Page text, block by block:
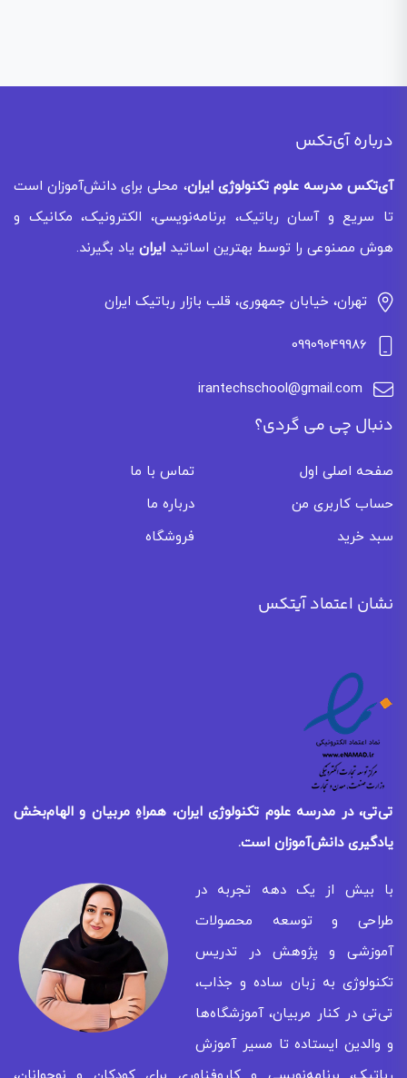
درباره آی‌تکس
آی‌تکس مدرسه علوم تکنولوژی ایران، محلی برای دانش‌آموزان است
تا سریع و آسان رباتیک، برنامه‌نویسی، الکترونیک، مکانیک و
هوش مصنوعی را توسط بهترین اساتید ایران یاد بگیرند.
تهران، خیابان جمهوری، قلب بازار رباتیک ایران
09909049986
irantechschool@gmail.com
دنبال چی می گردی؟
صفحه اصلی اول
تماس با ما
حساب کاربری من
درباره ما
سبد خرید
فروشگاه
نشان اعتماد آیتکس
تی‌تی، در مدرسه علوم تکنولوژی ایران، همراهِ مربیان و الهام‌بخش
یادگیریدانش‌آموزان است.
با بیش از یک دهه تجربه در
طراحی و توسعه محصولات
آموزشی و پژوهش در تدریس
تکنولوژی به زبان ساده و جذاب،
تی‌تی در کنار مربیان، آموزشگاه‌ها
و والدین ایستاده تا مسیر آموزش